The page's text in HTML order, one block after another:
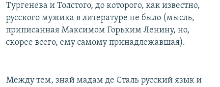
Тургенева и Толстого, до которого, как известно,
русского мужика в литературе не было (мысль,
приписанная Максимом Горьким Ленину, но,
скорее всего, ему самому принадлежавшая).
Между тем, знай мадам де Сталь русский язык и